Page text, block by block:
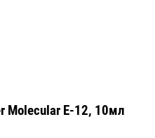
Molecular E-12, 10мл